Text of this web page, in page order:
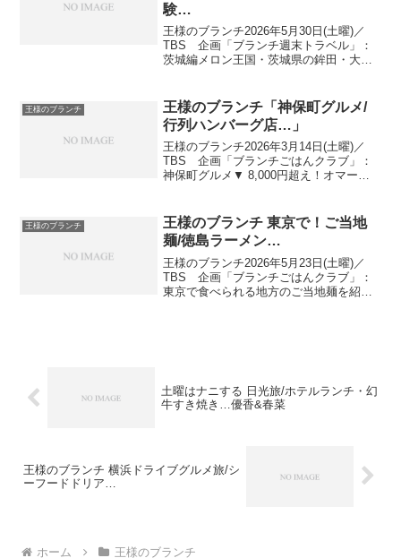
験…
王様のブランチ2026年5月30日(土曜)／
TBS 企画「ブランチ週末トラベル」：
茨城編メロン王国・茨城県の鉾田・大洗
吾、横澤夏子、リポーター 榎本ゆいな&
速瀬愛 …大...
王様のブランチ
王様のブランチ「神保町グルメ/
行列ハンバーグ店…」
王様のブランチ2026年3月14日(土曜)／
TBS 企画「ブランチごはんクラブ」：
神保町グルメ▼ 8,000円超え！オマール
佐藤栞里、藤森慎吾、ミキ、エバース
…目の...
王様のブランチ
王様のブランチ 東京で！ご当地
麺/徳島ラーメン…
王様のブランチ2026年5月23日(土曜)／
TBS 企画「ブランチごはんクラブ」：
東京で食べられる地方のご当地麺を紹
土曜はナニする 日光旅/ホテルランチ・幻
牛すき焼き…優香&春菜
王様のブランチ 横浜ドライブグルメ旅/シ
ーフードドリア…
ホーム 王様のブランチ